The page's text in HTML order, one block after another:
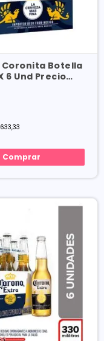
Coronita Botella
6 Und Precio
,33
Comprar